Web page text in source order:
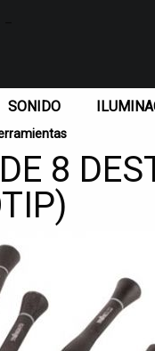
SONIDO
8